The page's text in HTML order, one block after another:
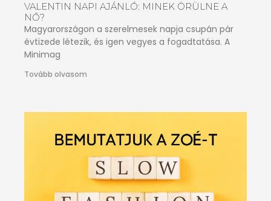
VALENTIN NAPI AJÁNLÓ: MINEK ÖRÜLNE A
NŐ?
Magyarországon a szerelmesek napja csupán pár
évtizede létezik, és igen vegyes a fogadtatása. A
Minimag
Tovább olvasom